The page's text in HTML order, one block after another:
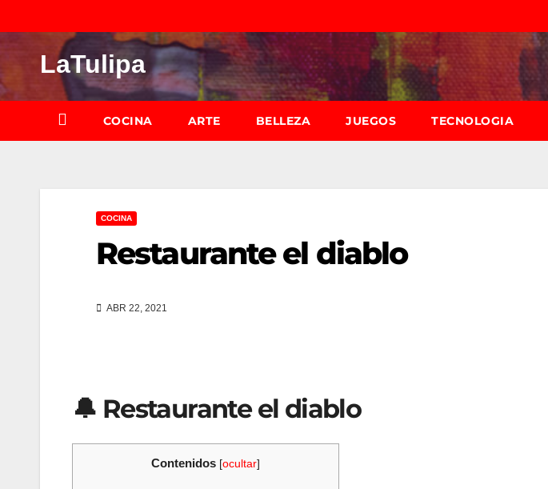
al
contenidoLaTulipa
COCINA ARTE BELLEZA JUEGOS TECNOLOGIA
COCINA
Restaurante el diablo
ABR 22, 2021
🔔 Restaurante el diablo
Contenidos [ocultar]